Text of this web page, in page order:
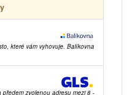
které vám vyhovuje. Balíkovna
zvolenou adresu mezi 8 -